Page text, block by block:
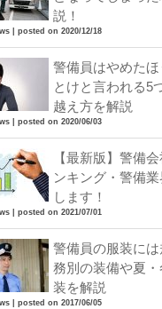
説！
posted on 2020/12/18
警備員はやめた
とけと言われる5
越え方を解説
posted on 2020/06/03
【最新版】警備
ンキング・警備
します！
posted on 2021/07/01
警備員の服装に
務別の装備や夏
装を解説
posted on 2017/06/05